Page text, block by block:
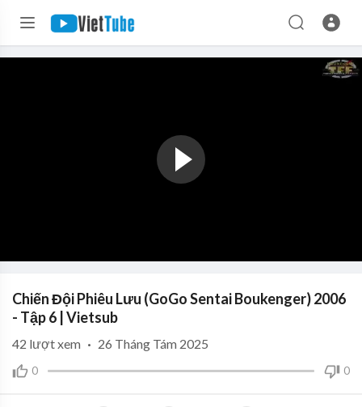
Chiến Đội Phiêu Lưu (GoGo Sentai Boukenger) 2006
- Tập 6 | Vietsub
0 0
42 lượt xem · 26 Tháng Tám 2025